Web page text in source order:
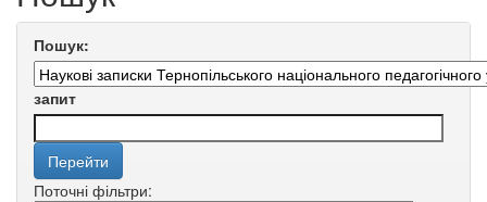
Пошук:
запит
Поточні фільтри: